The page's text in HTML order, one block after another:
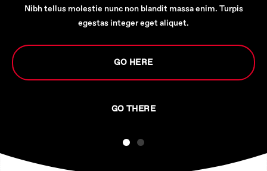
Nibh tellus molestie nunc non blandit massa enim. Turpis
egestas integer eget aliquet.
GO HERE
GO THERE